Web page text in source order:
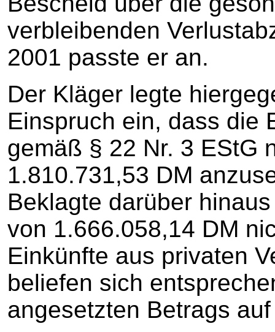
verbleibenden
2001 passte er an.
Der Kläger legte
Einspruch ein, dass die
gemäß § 22 Nr. 3 EStG
1.810.731,53 DM
Beklagte darüber
von 1.666.058,14 DM
Einkünfte aus privaten
beliefen sich
angesetzten Betrags